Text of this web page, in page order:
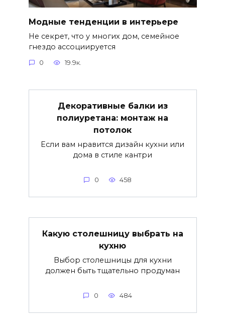
Модные тенденции в интерьере
Не секрет, что у многих дом, семейное
гнездо ассоциируется
0 19.9к.
Декоративные балки из
полиуретана: монтаж на
потолок
Если вам нравится дизайн кухни или
дома в стиле кантри
0 458
Какую столешницу выбрать на
кухню
Выбор столешницы для кухни
должен быть тщательно продуман
0 484